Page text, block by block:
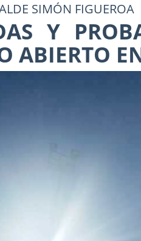
SIMÓN FIGUEROA
Y
ABIERTO